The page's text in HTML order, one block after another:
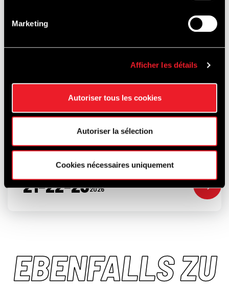
Marketing
Afficher les détails
Autoriser tous les cookies
Autoriser la sélection
Cookies nécessaires uniquement
ELMS - 4 HOURS OF SPA
- FRANCORCHAMPS
21-22-23AUGUST
2026
EBENFALLS ZU